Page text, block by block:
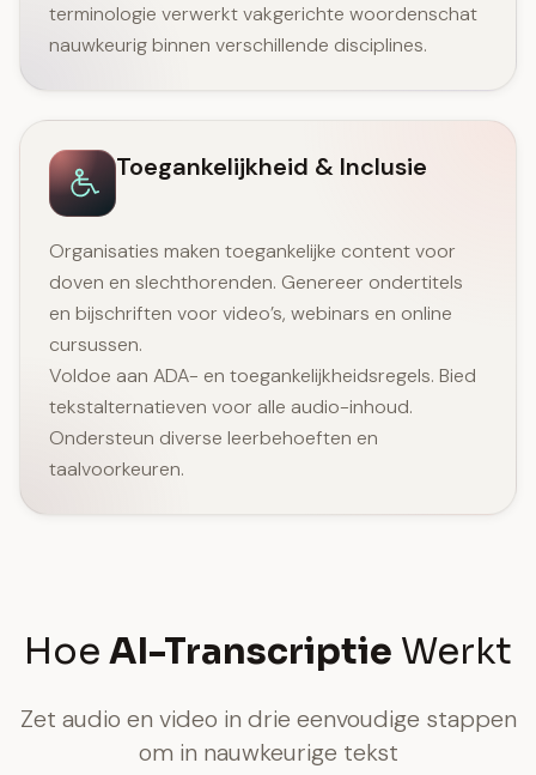
terminologie verwerkt vakgerichte woordenschat
nauwkeurig binnen verschillende disciplines.
Toegankelijkheid & Inclusie
Organisaties maken toegankelijke content voor
doven en slechthorenden. Genereer ondertitels
en bijschriften voor video’s, webinars en online
cursussen.
Voldoe aan ADA- en toegankelijkheidsregels. Bied
tekstalternatieven voor alle audio-inhoud.
Ondersteun diverse leerbehoeften en
taalvoorkeuren.
Hoe AI-Transcriptie Werkt
Zet audio en video in drie eenvoudige stappen
om in nauwkeurige tekst